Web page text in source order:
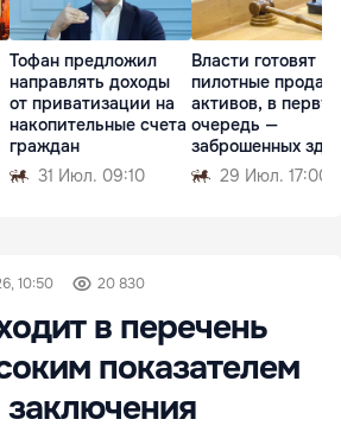
Тофан предложил
направлять доходы
от приватизации на
накопительные счета
граждан
31 Июл. 09:10
Власти готовят
пилотные
активов, в
очередь —
заброшенных
29 Июл. 17:00
10:50 20 830
в перечень
показателем